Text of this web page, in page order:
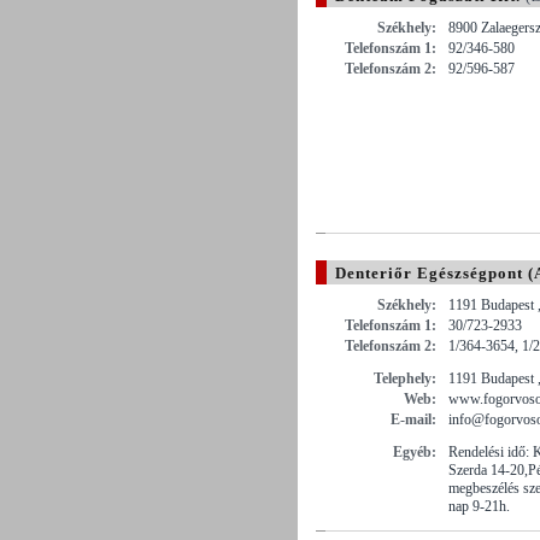
Székhely:
8900
Telefonszám 1:
92/346-580
Telefonszám 2:
92/596-587
Denteriőr Egészségpont
Székhely:
1191
Telefonszám 1:
30/723-2933
Telefonszám 2:
1/364-3654, 1/
Telephely:
1191
Web:
E-mail:
Egyéb:
Rendelési idő:
Szerda 14-
megbeszélés
nap 9-21h.